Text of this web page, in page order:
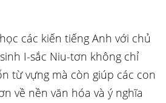
các kiến tiếng Anh với chủ
I-sắc Niu-tơn không chỉ
từ vựng mà còn giúp các con
về nền văn hóa và ý nghĩa